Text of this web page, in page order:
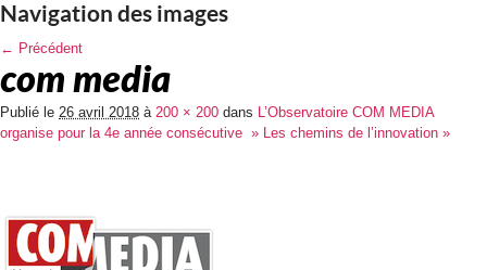
Navigation des images
← Précédent
com media
Publié le 26 avril 2018 à 200 × 200 dans L’Observatoire COM MEDIA
organise pour la 4e année consécutive » Les chemins de l’innovation »